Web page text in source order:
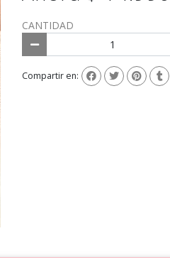
CANTIDAD
Compartir en: